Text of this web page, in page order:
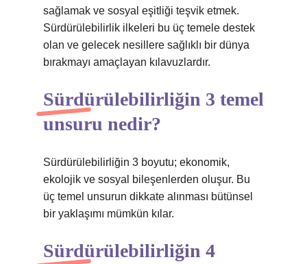
sağlamak ve sosyal eşitliği teşvik etmek.
Sürdürülebilirlik ilkeleri bu üç temele destek
olan ve gelecek nesillere sağlıklı bir dünya
bırakmayı amaçlayan kılavuzlardır.
Sürdürülebilirliğin 3 temel
unsuru nedir?
Sürdürülebilirliğin 3 boyutu; ekonomik,
ekolojik ve sosyal bileşenlerden oluşur. Bu
üç temel unsurun dikkate alınması bütünsel
bir yaklaşımı mümkün kılar.
Sürdürülebilirliğin 4